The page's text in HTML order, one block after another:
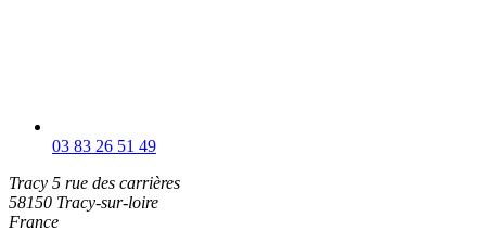
03 83 26 51 49
Tracy 5 rue des carrières
58150 Tracy-sur-loire
France